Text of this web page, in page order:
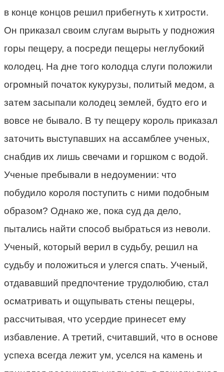
в конце концов решил прибегнуть к хитрости.
Он приказал своим слугам вырыть у подножия
горы пещеру, а посреди пещеры неглубокий
колодец. На дне того колодца слуги положили
огромный початок кукурузы, политый медом, а
затем засыпали колодец землей, будто его и
вовсе не бывало. В ту пещеру король приказал
заточить выступавших на ассамблее ученых,
снабдив их лишь свечами и горшком с водой.
Ученые пребывали в недоумении: что
побудило короля поступить с ними подобным
образом? Однако же, пока суд да дело,
пытались найти способ выбраться из неволи.
Ученый, который верил в судьбу, решил на
судьбу и положиться и улегся спать. Ученый,
отдававший предпочтение трудолюбию, стал
осматривать и ощупывать стены пещеры,
рассчитывая, что усердие принесет ему
избавление. А третий, считавший, что в основе
успеха всегда лежит ум, уселся на камень и